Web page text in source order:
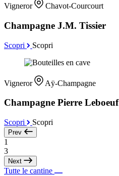
Vigneror Chavot-Courcourt
Champagne J.M. Tissier
Scopri Scopri
Vigneror Aÿ-Champagne
Champagne Pierre Leboeuf
Scopri Scopri
Prev
1
3
Next
Tutte le cantine